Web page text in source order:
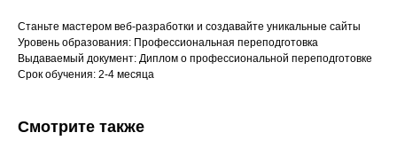
Станьте мастером веб-разработки и создавайте уникальные сайты
Уровень образования: Профессиональная переподготовка
Выдаваемый документ: Диплом о профессиональной переподготовке
Срок обучения: 2-4 месяца
Смотрите также